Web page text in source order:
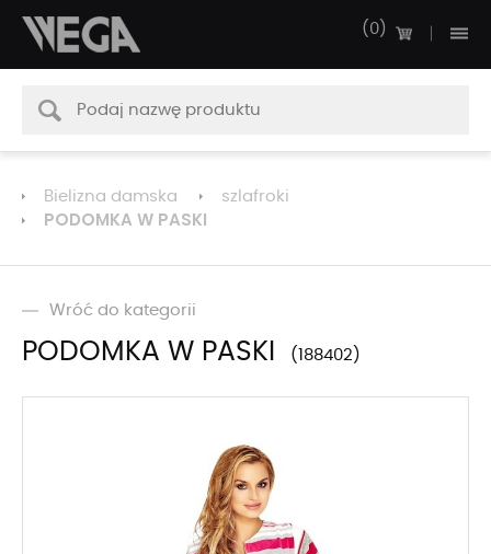
0
Bielizna damska szlafroki
PODOMKA W PASKI
Wróć do kategorii
PODOMKA W PASKI 188402